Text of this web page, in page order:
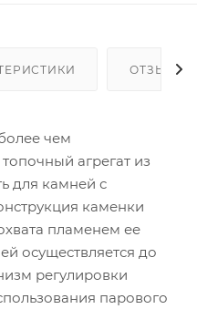
ОТЗЫВЫ
чем
агрегат из
для камней с
каменки
пламенем ее
осуществляется до
регулировки
парового